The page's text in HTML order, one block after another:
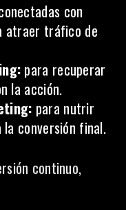
con
atraer tráfico de
para recuperar
la acción.
para nutrir
la conversión final.
continuo,